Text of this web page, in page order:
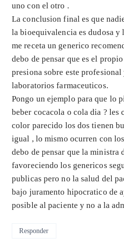
uno con el otro .
La conclusion final es que
la bioequivalencia es dudosa y
me receta un generico
debo de pensar que es el
presiona sobre este
laboratorios farmaceuticos.
Pongo un ejemplo para que lo
beber cocacola o cola dia ? les
color parecido los dos tienen
igual , lo mismo ocurren con
debo de pensar que la ministra
favoreciendo los genericos
publicas pero no la salud del
bajo juramento hipocratico de
posible al paciente y no a la
Responder